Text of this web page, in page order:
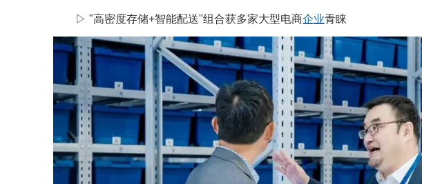
▷ "高密度存储+智能配送"组合获多家大型电商企业青睐